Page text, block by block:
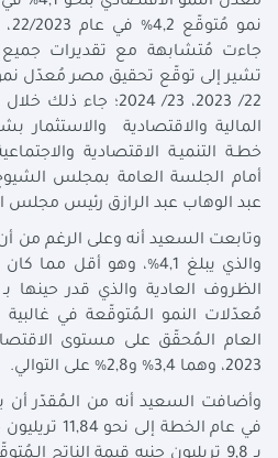
جاءت مُتشابهة مع تقديرات جميع
22/ 2023، 23/ 2024؛
المالية والاقتصادية والاستثمار
أمام الجلسة العامة بمجلس
عبد الوهاب عبد الرازق رئيس
وتابعت السعيد أنه وعلى الرغم من
والذي يبلغ 4,1%، وهو
مُعدّلات النمو الـمُتوقّعة في
2023، وهما 3,4% و2,8% على التوالي.
وأضافت السعيد أنه من الـمُقدّر أن
في عام الخطة